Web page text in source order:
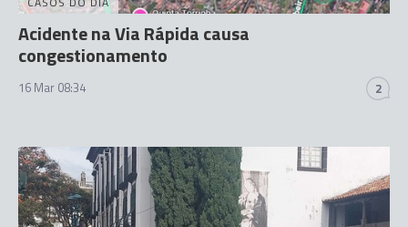
Acidente na Via Rápida causa
congestionamento
16 Mar 08:34 2